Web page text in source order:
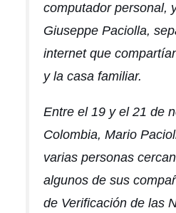
computador personal,
Giuseppe Paciolla,
internet que
y la casa familiar.
Entre el 19 y el 21 de
Colombia, Mario
varias personas
algunos de sus
de Verificación de las